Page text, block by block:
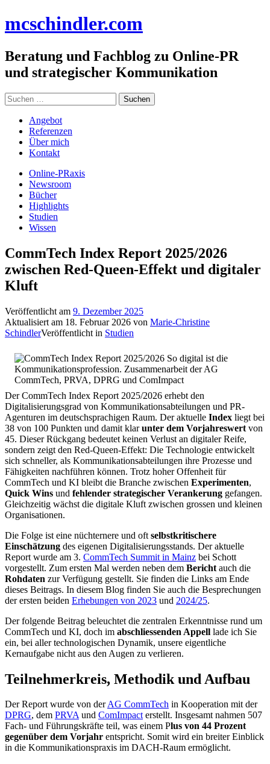
Inhalt
mcschindler.com
Beratung und Fachblog zu Online-PR
und strategischer Kommunikation
Suchen
nach:
Angebot
Referenzen
Über mich
Kontakt
Online-PRaxis
Newsroom
Bücher
Highlights
Studien
Wissen
CommTech Index Report 2025/2026
zwischen Red-Queen-Effekt und digitaler
Kluft
Veröffentlicht am 9. Dezember 2025
Aktualisiert am 18. Februar 2026 von Marie-Christine
SchindlerVeröffentlicht in Studien
Der CommTech Index Report 2025/2026 erhebt den
Digitalisierungsgrad von Kommunikationsabteilungen und PR-
Agenturen im deutschsprachigen Raum. Der aktuelle Index liegt bei
38 von 100 Punkten und damit klarunter dem Vorjahreswert von
45. Dieser Rückgang bedeutet keinen Verlust an digitaler Reife,
sondern zeigt den Red-Queen-Effekt: Die Technologie entwickelt
sich schneller, als Kommunikationsabteilungen ihre Prozesse und
Fähigkeiten nachführen können. Trotz hoher Offenheit für
CommTech und KI bleibt die Branche zwischen Experimenten,
Quick Wins und fehlender strategischer Verankerung gefangen.
Gleichzeitig wächst die digitale Kluft zwischen grossen und kleinen
Organisationen.
Die Folge ist eine nüchternere und oft selbstkritischere
Einschätzung des eigenen Digitalisierungsstands. Der aktuelle
Report wurde am 3. CommTech Summit in Mainz bei Schott
vorgestellt. Zum ersten Mal werden neben dem Bericht auch die
Rohdaten zur Verfügung gestellt. Sie finden die Links am Ende
dieses Beitrags. In diesem Blog finden Sie auch die Besprechungen
der ersten beiden Erhebungen von 2023 und 2024/25.
Der folgende Beitrag beleuchtet die zentralen Erkenntnisse rund um
CommTech und KI, doch im abschliessenden Appell lade ich Sie
ein, bei aller technologischen Dynamik, unsere eigentliche
Kernaufgabe nicht aus den Augen zu verlieren.
Teilnehmerkreis, Methodik und Aufbau
Der Report wurde von derAG CommTech in Kooperation mit der
DPRG, dem PRVAund ComImpacterstellt. Insgesamt nahmen 507
Fach- und Führungskräfte teil, was einem Plus von 44 Prozent
gegenüber dem Vorjahr entspricht. Somit wird ein breiter Einblick
in die Kommunikationspraxis im DACH-Raum ermöglicht.